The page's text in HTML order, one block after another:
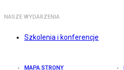
NASZE WYDARZENIA
Szkolenia i konferencje
MAPA STRONY